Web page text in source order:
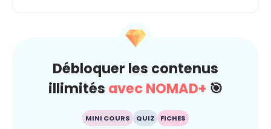
Débloquer les contenus
illimités avec NOMAD+ 🎯
MINI COURS QUIZ FICHES